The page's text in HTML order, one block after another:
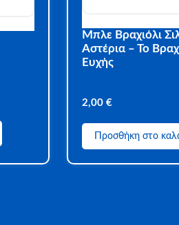
Μπλε Βραχιόλι
Αστέρια – Το
Ευχής
2,00 €
Προσθήκη στο